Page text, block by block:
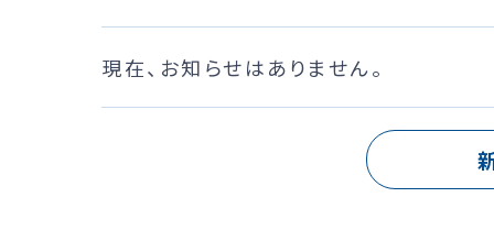
現在、お知らせはありません。